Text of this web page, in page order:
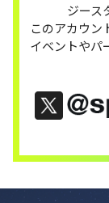
ジース
このアカウン
イベントやパ